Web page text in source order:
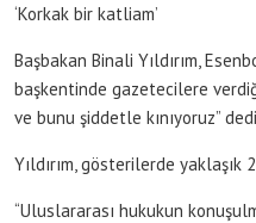
‘Korkak bir katliam’
Başbakan Binali Yıldırım,
başkentinde gazetecilere
ve bunu şiddetle kınıyoruz”
Yıldırım, gösterilerde yaklaşık
“Uluslararası hukukun